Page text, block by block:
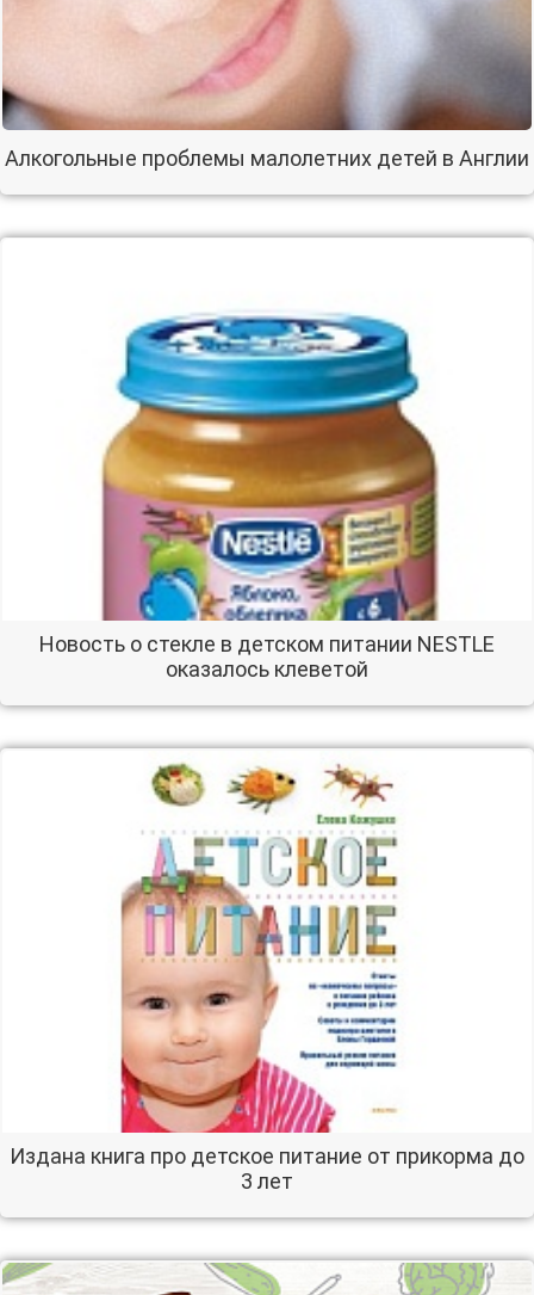
Алкогольные проблемы малолетних детей в Англии
Новость о стекле в детском питании NESTLE
оказалось клеветой
Издана книга про детское питание от прикорма до
3 лет